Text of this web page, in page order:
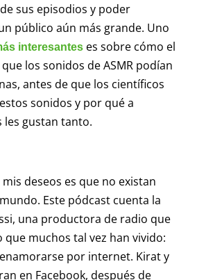
sus episodios y poder
público aún más grande. Uno
interesanteses sobre cómo el
los sonidos de ASMR podían
antes de que los científicos
sonidos y por qué a
gustan tanto.
deseos es que no existan
Este pódcast cuenta la
una productora de radio que
que muchos tal vez han vivido:
por internet. Kirat y
en Facebook, después de